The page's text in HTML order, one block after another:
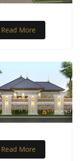
Read More
Read More